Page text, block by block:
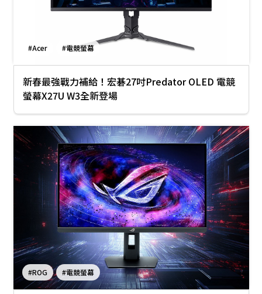
#Acer #電競螢幕
新春最強戰力補給！宏碁27吋Predator OLED 電競
螢幕X27U W3全新登場
#ROG #電競螢幕